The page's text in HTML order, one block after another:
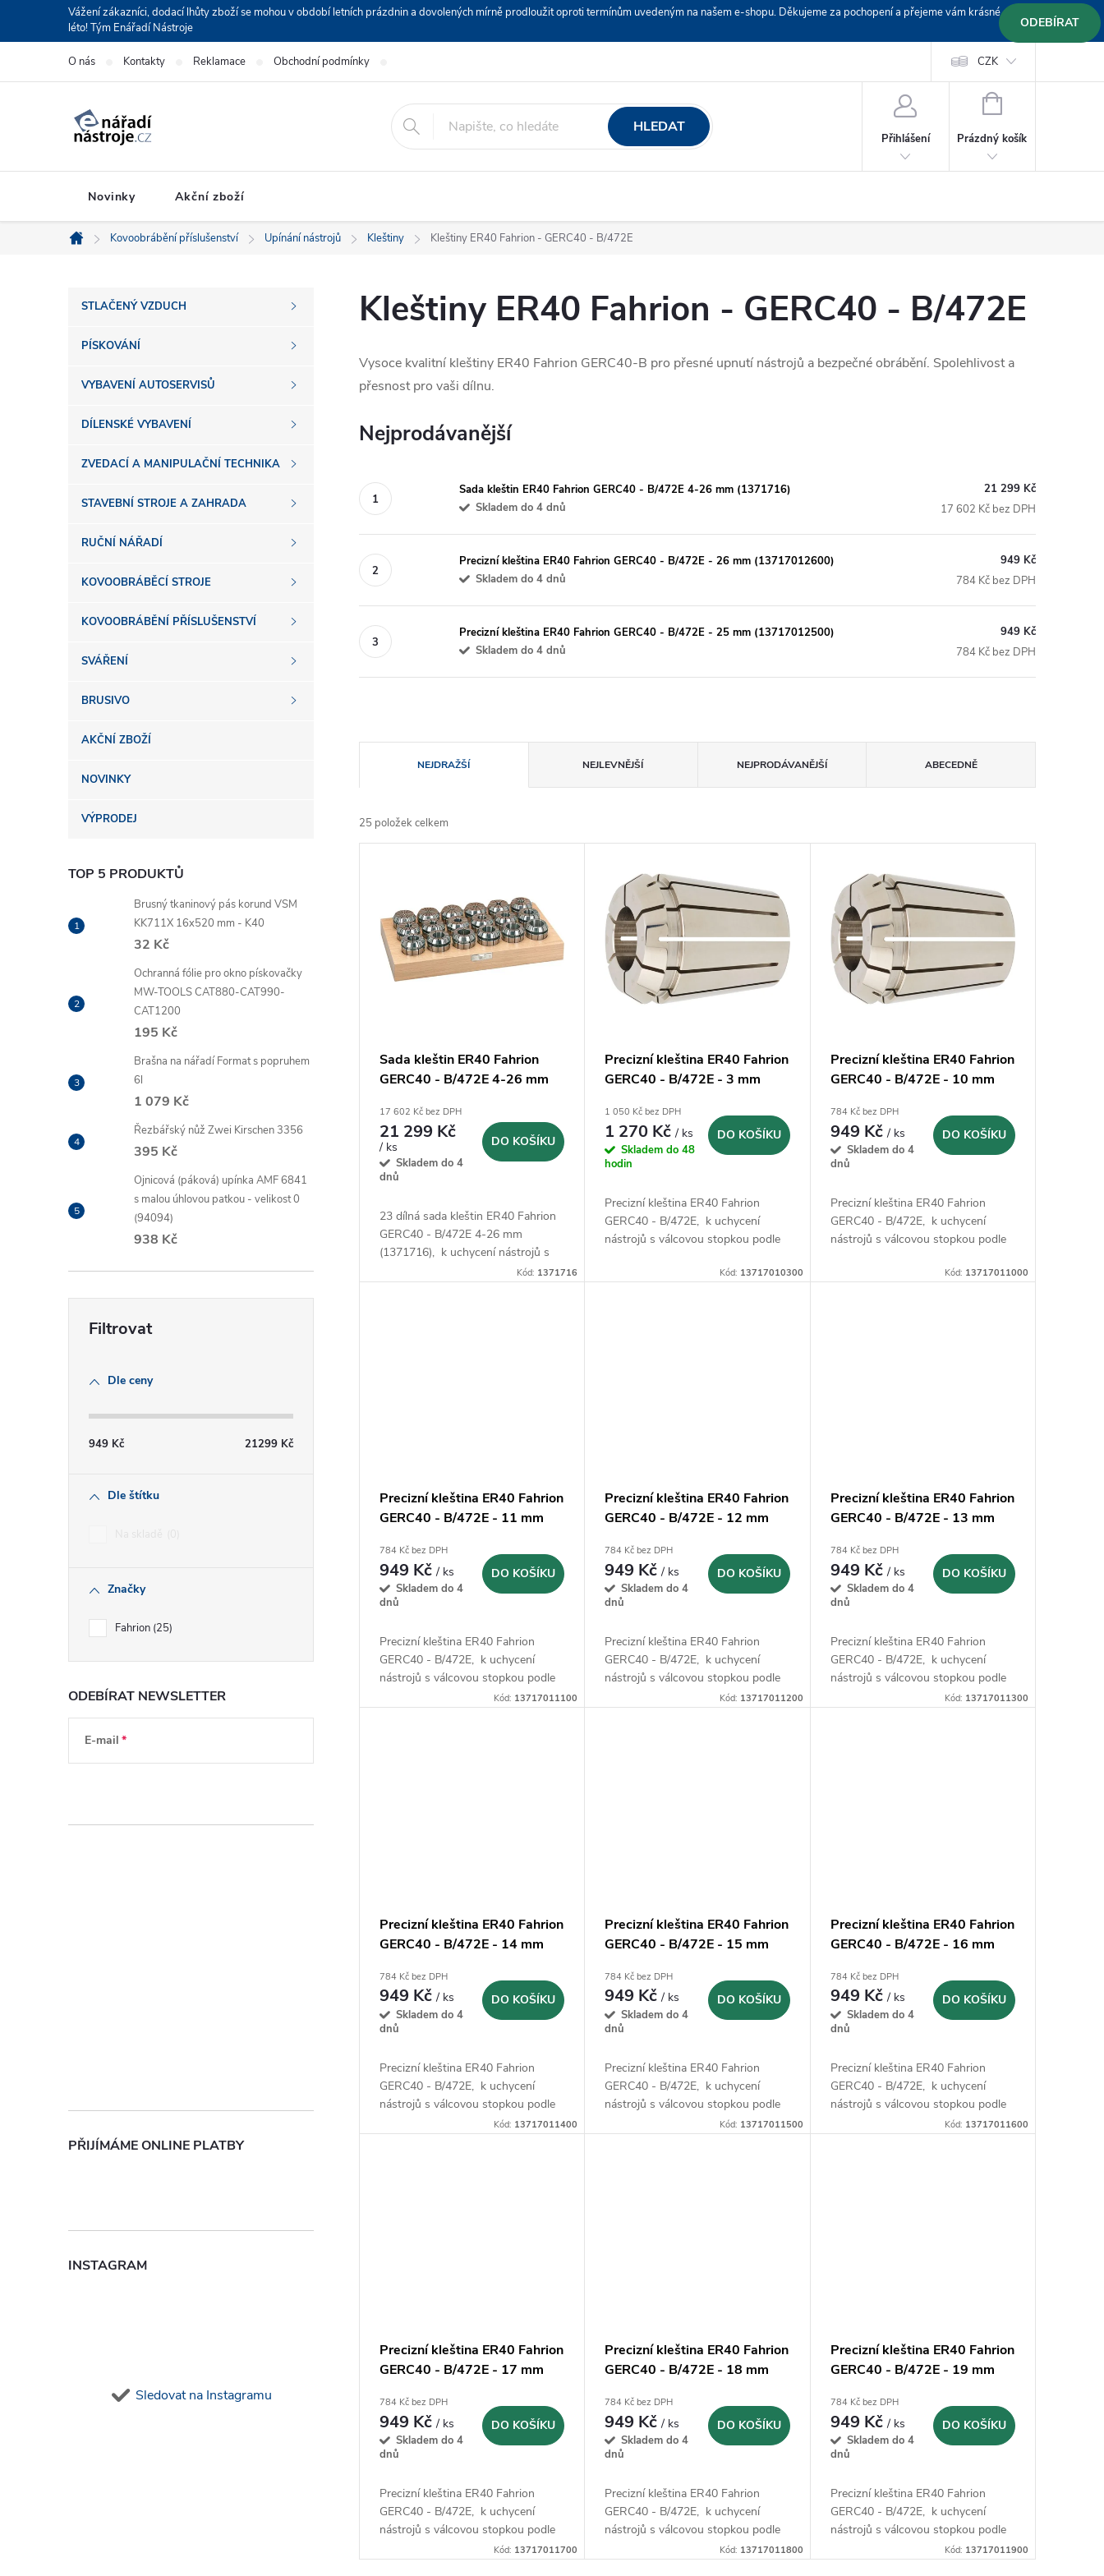
Vážení zákazníci, dodací lhůty zboží se mohou v období letních prázdnin a dovolených mírně prodloužit oproti termínům uvedeným na našem e-shopu. Děkujeme za pochopení a přejeme vám krásné
léto! Tým Enářadí Nástroje
O nás Kontakty Reklamace Obchodní podmínky Platba GoPay +420 603 319382
CZK
HLEDAT
Přihlášení
NÁKUPNÍ
Prázdný košík
Novinky Akční zboží
Domů
Kovoobrábění příslušenství Upínání nástrojů Kleštiny Kleštiny ER40 Fahrion - GERC40 - B/472E
P
o
s
a
n
n
p
a
n
STLAČENÝ VZDUCH
PÍSKOVÁNÍ
VYBAVENÍ AUTOSERVISŮ
DÍLENSKÉ VYBAVENÍ
ZVEDACÍ A MANIPULAČNÍ TECHNIKA
STAVEBNÍ STROJE A ZAHRADA
RUČNÍ NÁŘADÍ
KOVOOBRÁBĚCÍ STROJE
KOVOOBRÁBĚNÍ PŘÍSLUŠENSTVÍ
SVÁŘENÍ
BRUSIVO
AKČNÍ ZBOŽÍ
NOVINKY
VÝPRODEJ
TOP 5 PRODUKTŮ
Brusný tkaninový pás korund VSM
KK711X 16x520 mm - K40
32 Kč
Ochranná fólie pro okno pískovačky
MW-TOOLS CAT880-CAT990-
CAT1200
195 Kč
Brašna na nářadí Format s popruhem
6l
1 079 Kč
Řezbářský nůž Zwei Kirschen 3356
395 Kč
Ojnicová (páková) upínka AMF 6841
s malou úhlovou patkou - velikost 0
(94094)
938 Kč
Dle ceny
949 Kč 21299 Kč
Dle štítku
Značky
Fahrion 25
ODEBÍRAT NEWSLETTER
E-mail
ODEBÍRAT
PŘIJÍMÁME ONLINE PLATBY
INSTAGRAM
Sledovat na Instagramu
Kleštiny ER40 Fahrion - GERC40 - B/472E
Vysoce kvalitní kleštiny ER40 Fahrion GERC40-B pro přesné upnutí nástrojů a bezpečné obrábění. Spolehlivost a
přesnost pro vaši dílnu.
Nejprodávanější
Sada kleštin ER40 Fahrion GERC40 - B/472E 4-26 mm (1371716)
Skladem do 4 dnů
21 299 Kč
17 602 Kč bez DPH
Precizní kleština ER40 Fahrion GERC40 - B/472E - 26 mm (13717012600)
Skladem do 4 dnů
949 Kč
784 Kč bez DPH
Precizní kleština ER40 Fahrion GERC40 - B/472E - 25 mm (13717012500)
Skladem do 4 dnů
949 Kč
784 Kč bez DPH
a
z
ů
NEJDRAŽŠÍ NEJLEVNĚJŠÍ NEJPRODÁVANĚJŠÍ ABECEDNĚ
25 položek celkem
k
Sada kleštin ER40 Fahrion
GERC40 - B/472E 4-26 mm
17 602 Kč bez DPH
21 299 Kč
/ ks
Skladem do 4
dnů
DO KOŠÍKU
23 dílná sada kleštin ER40 Fahrion
GERC40 - B/472E 4-26 mm
(1371716), k uchycení nástrojů s
válcovou stopkou podle DIN 1835
Kód: 1371716
Precizní kleština ER40 Fahrion
GERC40 - B/472E - 3 mm
1 050 Kč bez DPH
1 270 Kč/ ks
Skladem do 48
hodin
DO KOŠÍKU
Precizní kleština ER40 Fahrion
GERC40 - B/472E, k uchycení
nástrojů s válcovou stopkou podle
Kód: 13717010300
Precizní kleština ER40 Fahrion
GERC40 - B/472E - 10 mm
784 Kč bez DPH
949 Kč/ ks
Skladem do 4
dnů
DO KOŠÍKU
Precizní kleština ER40 Fahrion
GERC40 - B/472E, k uchycení
nástrojů s válcovou stopkou podle
Kód: 13717011000
Precizní kleština ER40 Fahrion
GERC40 - B/472E - 11 mm
784 Kč bez DPH
949 Kč/ ks
Skladem do 4
dnů
DO KOŠÍKU
Precizní kleština ER40 Fahrion
GERC40 - B/472E, k uchycení
nástrojů s válcovou stopkou podle
DIN 1835 B, 1835 E, 6535 B a 6535
Kód: 13717011100
Precizní kleština ER40 Fahrion
GERC40 - B/472E - 12 mm
784 Kč bez DPH
949 Kč/ ks
Skladem do 4
dnů
DO KOŠÍKU
Precizní kleština ER40 Fahrion
GERC40 - B/472E, k uchycení
nástrojů s válcovou stopkou podle
DIN 1835 B, 1835 E, 6535 B a 6535
Kód: 13717011200
Precizní kleština ER40 Fahrion
GERC40 - B/472E - 13 mm
784 Kč bez DPH
949 Kč/ ks
Skladem do 4
dnů
DO KOŠÍKU
Precizní kleština ER40 Fahrion
GERC40 - B/472E, k uchycení
nástrojů s válcovou stopkou podle
DIN 1835 B, 1835 E, 6535 B a 6535
Kód: 13717011300
Precizní kleština ER40 Fahrion
GERC40 - B/472E - 14 mm
784 Kč bez DPH
949 Kč/ ks
Skladem do 4
dnů
DO KOŠÍKU
Precizní kleština ER40 Fahrion
GERC40 - B/472E, k uchycení
nástrojů s válcovou stopkou podle
DIN 1835 B, 1835 E, 6535 B a 6535
Kód: 13717011400
Precizní kleština ER40 Fahrion
GERC40 - B/472E - 15 mm
784 Kč bez DPH
949 Kč/ ks
Skladem do 4
dnů
DO KOŠÍKU
Precizní kleština ER40 Fahrion
GERC40 - B/472E, k uchycení
nástrojů s válcovou stopkou podle
DIN 1835 B, 1835 E, 6535 B a 6535
Kód: 13717011500
Precizní kleština ER40 Fahrion
GERC40 - B/472E - 16 mm
784 Kč bez DPH
949 Kč/ ks
Skladem do 4
dnů
DO KOŠÍKU
Precizní kleština ER40 Fahrion
GERC40 - B/472E, k uchycení
nástrojů s válcovou stopkou podle
DIN 1835 B, 1835 E, 6535 B a 6535
Kód: 13717011600
Precizní kleština ER40 Fahrion
GERC40 - B/472E - 17 mm
784 Kč bez DPH
949 Kč/ ks
Skladem do 4
dnů
DO KOŠÍKU
Precizní kleština ER40 Fahrion
GERC40 - B/472E, k uchycení
nástrojů s válcovou stopkou podle
DIN 1835 B, 1835 E, 6535 B a 6535
Kód: 13717011700
Precizní kleština ER40 Fahrion
GERC40 - B/472E - 18 mm
784 Kč bez DPH
949 Kč/ ks
Skladem do 4
dnů
DO KOŠÍKU
Precizní kleština ER40 Fahrion
GERC40 - B/472E, k uchycení
nástrojů s válcovou stopkou podle
DIN 1835 B, 1835 E, 6535 B a 6535
Kód: 13717011800
Precizní kleština ER40 Fahrion
GERC40 - B/472E - 19 mm
784 Kč bez DPH
949 Kč/ ks
Skladem do 4
dnů
DO KOŠÍKU
Precizní kleština ER40 Fahrion
GERC40 - B/472E, k uchycení
nástrojů s válcovou stopkou podle
DIN 1835 B, 1835 E, 6535 B a 6535
Kód: 13717011900